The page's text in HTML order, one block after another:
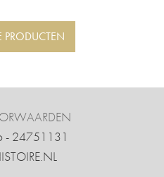
PRODUCTEN
- 24751131